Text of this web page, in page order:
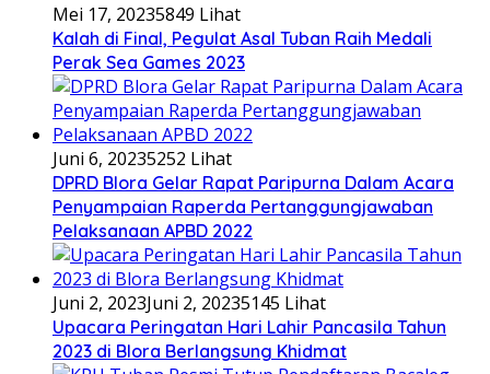
Mei 17, 20235849 Lihat
Kalah di Final, Pegulat Asal Tuban Raih Medali
Perak Sea Games 2023
Juni 6, 20235252 Lihat
DPRD Blora Gelar Rapat Paripurna Dalam Acara
Penyampaian Raperda Pertanggungjawaban
Pelaksanaan APBD 2022
Juni 2, 2023Juni 2, 20235145 Lihat
Upacara Peringatan Hari Lahir Pancasila Tahun
2023 di Blora Berlangsung Khidmat